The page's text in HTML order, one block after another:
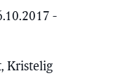
-
Kristelig